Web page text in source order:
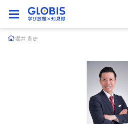
堀井 貴史